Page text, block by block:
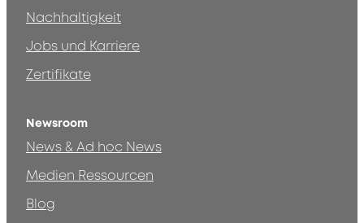
Nachhaltigkeit
Jobs und Karriere
Zertifikate
Newsroom
News & Ad hoc News
Medien Ressourcen
Blog